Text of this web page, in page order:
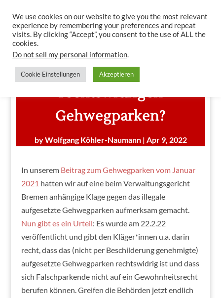
Spiel auf Zeit beim
rechtswidrigen
Gehwegparken?
byWolfgang Köhler-Naumann| Apr 9, 2022
In unserem Beitrag zum Gehwegparken vom Januar
2021 hatten wir auf eine beim Verwaltungsgericht
Bremen anhängige Klage gegen das illegale
aufgesetzte Gehwegparken aufmerksam gemacht.
Nun gibt es ein Urteil: Es wurde am 22.2.22
veröffentlicht und gibt den Kläger*innen u.a. darin
recht, dass das (nicht per Beschilderung genehmigte)
aufgesetzte Gehwegparken rechtswidrig ist und dass
sich Falschparkende nicht auf ein Gewohnheitsrecht
berufen können. Greifen die Behörden jetzt endlich
We use cookies on our website to give you the most relevant
experience by remembering your preferences and repeat
visits. By clicking “Accept”, you consent to the use of ALL the
cookies.
Do not sell my personal information.
Cookie Einstellungen Akzeptieren